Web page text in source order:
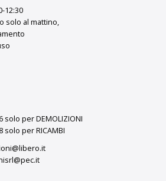
12:30
solo al mattino,
solo per DEMOLIZIONI
solo per RICAMBI